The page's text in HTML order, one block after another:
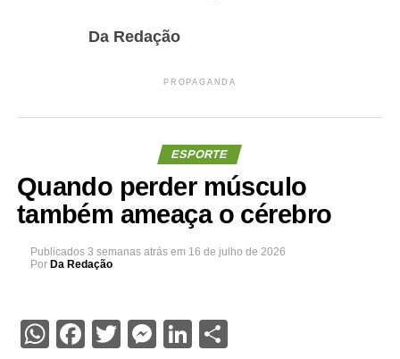
Da Redação
PROPAGANDA
ESPORTE
Quando perder músculo
também ameaça o cérebro
Publicados 3 semanas atrás em 16 de julho de 2026
Por Da Redação
WhatsApp
Facebook
Twitter
Messenger
LinkedIn
Share